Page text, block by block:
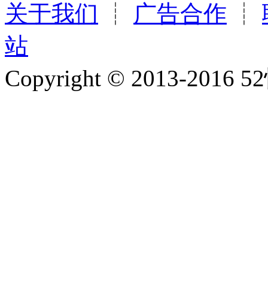
关于我们 ┊ 广告合作 ┊
站
Copyright © 2013-2016